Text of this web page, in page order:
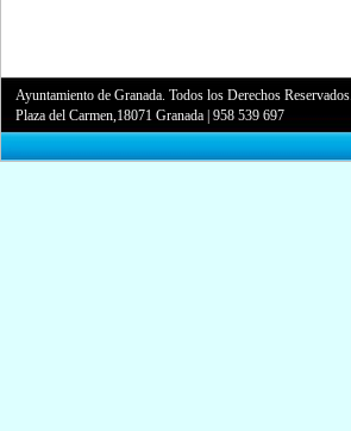
Ayuntamiento de Granada. Todos los Derechos Reservados.
Plaza del Carmen,18071 Granada |958 539 697